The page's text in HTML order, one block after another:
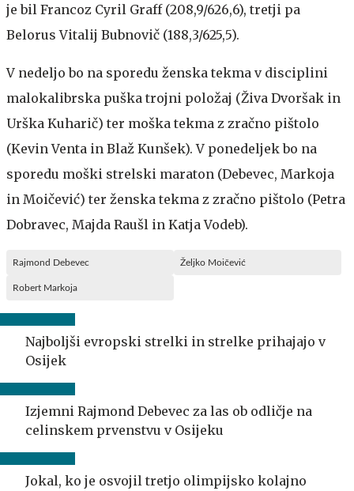
je bil Francoz Cyril Graff (208,9/626,6), tretji pa
Belorus Vitalij Bubnovič (188,3/625,5).
V nedeljo bo na sporedu ženska tekma v disciplini
malokalibrska puška trojni položaj (Živa Dvoršak in
Urška Kuharič) ter moška tekma z zračno pištolo
(Kevin Venta in Blaž Kunšek). V ponedeljek bo na
sporedu moški strelski maraton (Debevec, Markoja
in Moičević) ter ženska tekma z zračno pištolo (Petra
Dobravec, Majda Raušl in Katja Vodeb).
Rajmond Debevec Željko Moičević
Robert Markoja
Najboljši evropski strelki in strelke prihajajo v
Osijek
Izjemni Rajmond Debevec za las ob odličje na
celinskem prvenstvu v Osijeku
Jokal, ko je osvojil tretjo olimpijsko kolajno